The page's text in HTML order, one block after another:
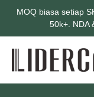
MOQ biasa setiap
50k+. NDA